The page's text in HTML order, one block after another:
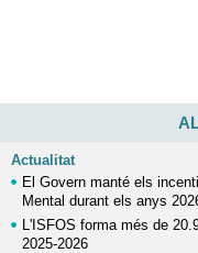
Actualitat
El Govern manté els
Mental durant els anys
L'ISFOS forma més de
2025-2026